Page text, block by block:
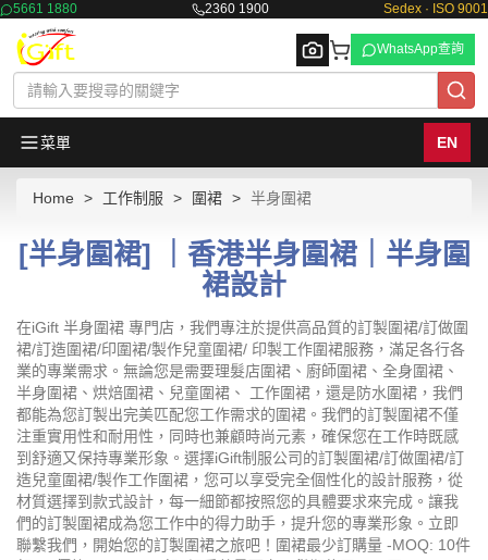
5661 1880 2360 1900 Sedex · ISO 9001
Browse
WhatsApp查詢
菜單 EN
Home 工作制服 圍裙 半身圍裙
[半身圍裙] ｜香港半身圍裙｜半身圍
裙設計
在iGift 半身圍裙 專門店，我們專注於提供高品質的訂製圍裙/訂做圍
裙/訂造圍裙/印圍裙/製作兒童圍裙/ 印製工作圍裙服務，滿足各行各
業的專業需求。無論您是需要理髮店圍裙、廚師圍裙、全身圍裙、
半身圍裙、烘焙圍裙、兒童圍裙、 工作圍裙，還是防水圍裙，我們
都能為您訂製出完美匹配您工作需求的圍裙。我們的訂製圍裙不僅
注重實用性和耐用性，同時也兼顧時尚元素，確保您在工作時既感
到舒適又保持專業形象。選擇iGift制服公司的訂製圍裙/訂做圍裙/訂
造兒童圍裙/製作工作圍裙，您可以享受完全個性化的設計服務，從
材質選擇到款式設計，每一細節都按照您的具體要求來完成。讓我
們的訂製圍裙成為您工作中的得力助手，提升您的專業形象。立即
聯繫我們，開始您的訂製圍裙之旅吧！圍裙最少訂購量 -MOQ: 10件